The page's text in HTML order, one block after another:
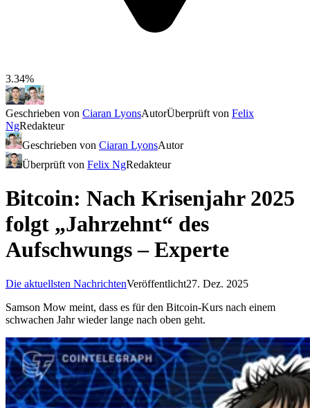
3.34%
Geschrieben von Ciaran LyonsAutorÜberprüft von Felix
NgRedakteur
Geschrieben von Ciaran LyonsAutor
Überprüft von Felix NgRedakteur
Bitcoin: Nach Krisenjahr 2025
folgt „Jahrzehnt“ des
Aufschwungs – Experte
Die aktuellsten NachrichtenVeröffentlicht27. Dez. 2025
Samson Mow meint, dass es für den Bitcoin-Kurs nach einem
schwachen Jahr wieder lange nach oben geht.